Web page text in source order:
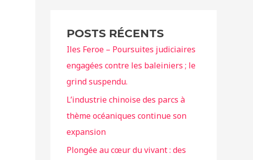
r
c
h
e
r
:
POSTS RÉCENTS
Iles Feroe – Poursuites judiciaires
engagées contre les baleiniers ; le
grind suspendu.
L’industrie chinoise des parcs à
thème océaniques continue son
expansion
Plongée au cœur du vivant : des